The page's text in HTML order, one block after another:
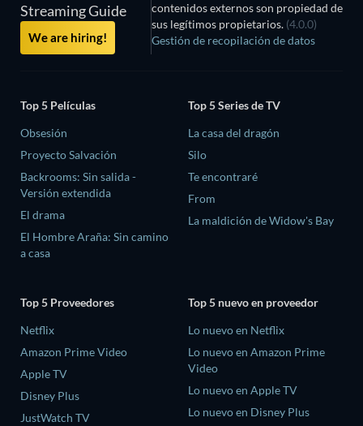
Streaming Guide
We are hiring!
contenidos externos son propiedad de
sus legítimos propietarios. (4.0.0)
Gestión de recopilación de datos
Top 5 Películas
Obsesión
Proyecto Salvación
Backrooms: Sin salida -
Versión extendida
El drama
El Hombre Araña: Sin camino
a casa
Top 5 Series de TV
La casa del dragón
Silo
Te encontraré
From
La maldición de Widow's Bay
Top 5 Proveedores
Netflix
Amazon Prime Video
Apple TV
Disney Plus
JustWatch TV
Top 5 nuevo en proveedor
Lo nuevo en Netflix
Lo nuevo en Amazon Prime
Video
Lo nuevo en Apple TV
Lo nuevo en Disney Plus